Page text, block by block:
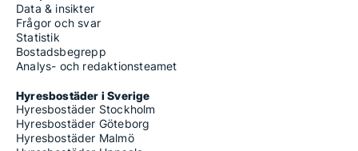
Data & insikter
Frågor och svar
Statistik
Bostadsbegrepp
Analys- och redaktionsteamet
Hyresbostäder i Sverige
Hyresbostäder Stockholm
Hyresbostäder Göteborg
Hyresbostäder Malmö